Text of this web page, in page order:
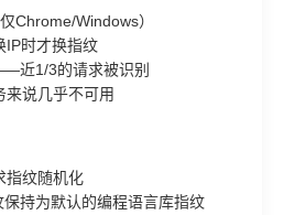
Chrome/Windows）
IP时才换指纹
近1/3的请求被识别
来说几乎不可用
指纹随机化
持为默认的编程语言库指纹